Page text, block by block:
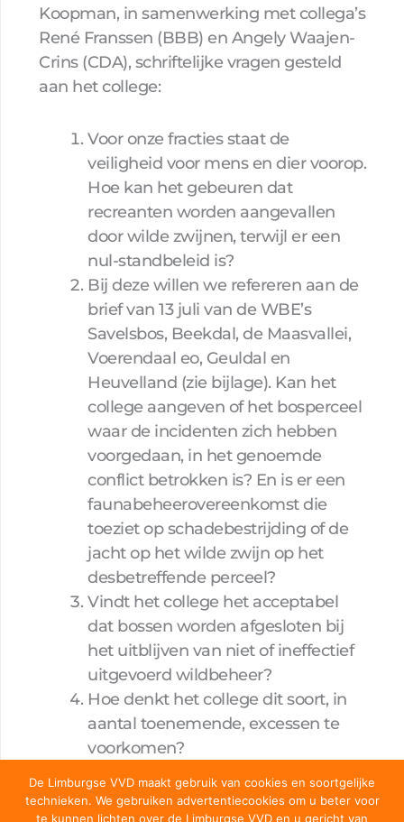
Koopman, in samenwerking met collega’s
René Franssen (BBB) en Angely Waajen-
Crins (CDA), schriftelijke vragen gesteld
aan het college:
Voor onze fracties staat de
veiligheid voor mens en dier voorop.
Hoe kan het gebeuren dat
recreanten worden aangevallen
door wilde zwijnen, terwijl er een
nul-standbeleid is?
Bij deze willen we refereren aan de
brief van 13 juli van de WBE’s
Savelsbos, Beekdal, de Maasvallei,
Voerendaal eo, Geuldal en
Heuvelland (zie bijlage). Kan het
college aangeven of het bosperceel
waar de incidenten zich hebben
voorgedaan, in het genoemde
conflict betrokken is? En is er een
faunabeheerovereenkomst die
toeziet op schadebestrijding of de
jacht op het wilde zwijn op het
desbetreffende perceel?
Vindt het college het acceptabel
dat bossen worden afgesloten bij
het uitblijven van niet of ineffectief
uitgevoerd wildbeheer?
Hoe denkt het college dit soort, in
aantal toenemende, excessen te
voorkomen?
verplichten om in
De Limburgse VVD maakt gebruik van cookies en soortgelijke
technieken. We gebruiken advertentiecookies om u beter voor
te kunnen lichten over de Limburgse VVD en u gericht van